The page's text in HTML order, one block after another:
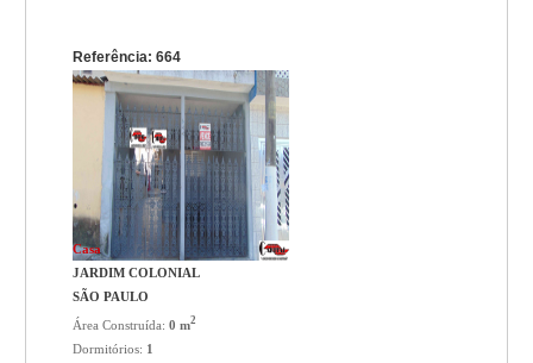
Referência: 664
Casa
JARDIM COLONIAL
SÃO PAULO
Área Construída:0 m2
Dormitórios: 1